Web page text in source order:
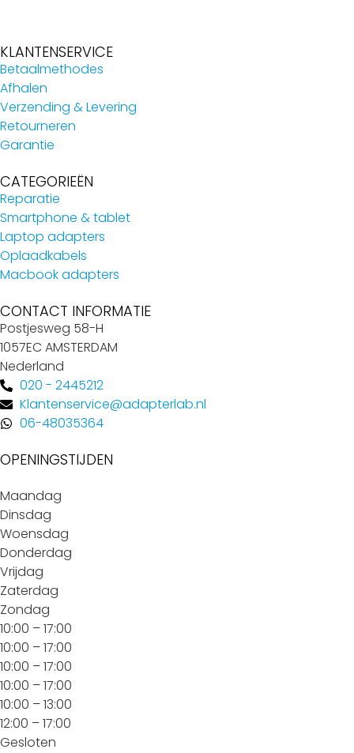
KLANTENSERVICE
Betaalmethodes
Afhalen
Verzending & Levering
Retourneren
Garantie
CATEGORIEËN
Reparatie
Smartphone & tablet
Laptop adapters
Oplaadkabels
Macbook adapters
CONTACT INFORMATIE
Postjesweg 58-H
1057EC AMSTERDAM
Nederland
020 - 2445212
Klantenservice@adapterlab.nl
06-48035364
OPENINGSTIJDEN
Maandag
Dinsdag
Woensdag
Donderdag
Vrijdag
Zaterdag
Zondag
10:00 – 17:00
10:00 – 17:00
10:00 – 17:00
10:00 – 17:00
10:00 – 13:00
12:00 – 17:00
Gesloten